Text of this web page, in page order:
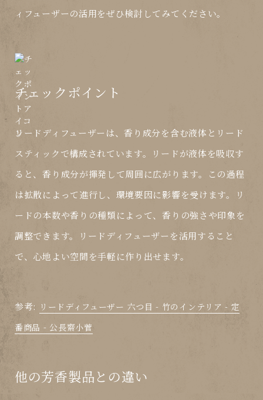
ィフューザーの活用をぜひ検討してみてください。
チェックポイント
リードディフューザーは、香り成分を含む液体とリード
スティックで構成されています。リードが液体を吸収す
ると、香り成分が揮発して周囲に広がります。この過程
は拡散によって進行し、環境要因に影響を受けます。リ
ードの本数や香りの種類によって、香りの強さや印象を
調整できます。リードディフューザーを活用すること
で、心地よい空間を手軽に作り出せます。
参考: リードディフューザー 六つ目 - 竹のインテリア - 定
番商品 - 公長齋小菅
他の芳香製品との違い